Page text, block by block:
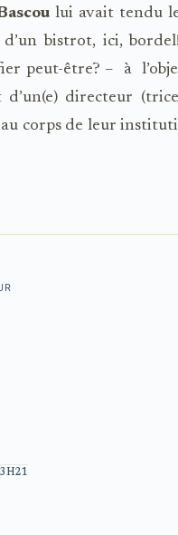
lui avait tendu
bistrot, ici,
peut-être? – à
directeur
corps de leur